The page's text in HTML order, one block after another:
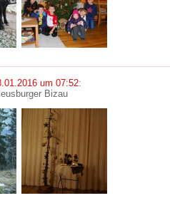
um 07:52:
Bizau